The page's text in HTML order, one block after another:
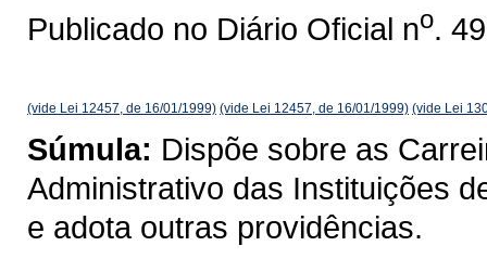
Publicado no Diário Oficial no.
(vide Lei 12457, de 16/01/1999) (vide Lei 12457, de 16/01/1999) (vide Lei
Súmula: Dispõe sobre as
Administrativo das Instituições
e adota outras providências.